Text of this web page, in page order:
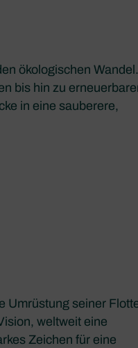
ökologischen Wandel.
bis hin zu
in eine sauberere,
Umrüstung seiner
weltweit eine
Zeichen für eine